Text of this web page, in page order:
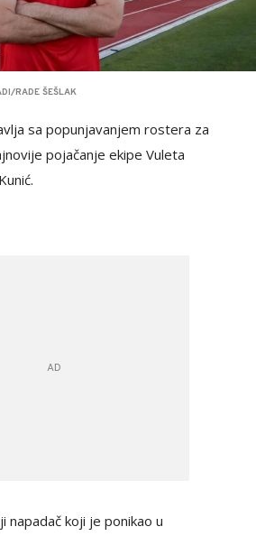
RADE ŠEŠLAK
sa popunjavanjem rostera za
pojačanje ekipe Vuleta
koji je ponikao u